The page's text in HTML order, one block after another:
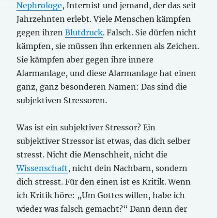
Nephrologe, Internist und jemand, der das seit
Jahrzehnten erlebt. Viele Menschen kämpfen
gegen ihrenBlutdruck. Falsch. Sie dürfen nicht
kämpfen, sie müssen ihn erkennen als Zeichen.
Sie kämpfen aber gegen ihre innere
Alarmanlage, und diese Alarmanlage hat einen
ganz, ganz besonderen Namen: Das sind die
subjektiven Stressoren.
Was ist ein subjektiver Stressor? Ein
subjektiver Stressor ist etwas, das dich selber
stresst. Nicht die Menschheit, nicht die
Wissenschaft, nicht dein Nachbarn, sondern
dich stresst. Für den einen ist es Kritik. Wenn
ich Kritik höre: „Um Gottes willen, habe ich
wieder was falsch gemacht?“ Dann denn der